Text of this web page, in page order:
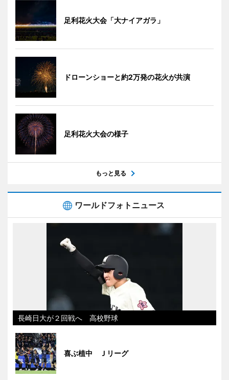
足利花火大会「大ナイアガラ」
ドローンショーと約2万発の花火が共演
足利花火大会の様子
もっと見る
ワールドフォトニュース
長崎日大が２回戦へ 高校野球
喜ぶ植中 Ｊリーグ